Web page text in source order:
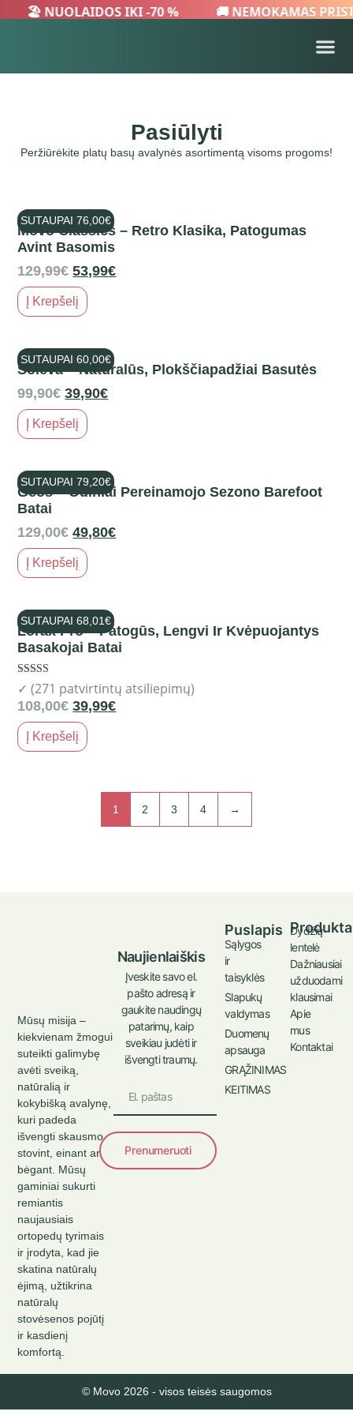
🏖️ NUOLAIDOS IKI -70 % 🚚 NEMOKAMAS
Pasiūlyti
Peržiūrėkite platų basų avalynės asortimentą visoms progoms!
SUTAUPAI76,00€
Movo Classics – Retro Klasika, Patogumas
Avint Basomis
129,99€ 53,99€
Į Krepšelį
SUTAUPAI60,00€
Soleva – Natūralūs, Plokščiapadžiai Basutės
99,90€ 39,90€
Į Krepšelį
SUTAUPAI79,20€
Geos – Odiniai Pereinamojo Sezono Barefoot
Batai
129,00€ 49,80€
Į Krepšelį
SUTAUPAI68,01€
Lorax Pro – Patogūs, Lengvi Ir Kvėpuojantys
Basakojai Batai
Rated
4.52
out of 5
✓ (271 patvirtintų atsiliepimų)
108,00€ 39,99€
Į Krepšelį
1 2 3 4 →
Mūsų misija –
kiekvienam žmogui
suteikti galimybę
avėti sveiką,
natūralią ir
kokybišką avalynę,
kuri padeda
išvengti skausmo
stovint, einant ar
bėgant. Mūsų
gaminiai sukurti
remiantis
naujausiais
ortopedų tyrimais
ir įrodyta, kad jie
skatina natūralų
ėjimą, užtikrina
natūralų
stovėsenos pojūtį
ir kasdienį
komfortą.
Dydžių
lentelė
Dažniausiai
užduodami
klausimai
Apie
mus
Kontaktai
Puslapis
Sąlygos
ir
taisyklės
Slapukų
valdymas
Duomenų
apsauga
GRĄŽINIMAS
KEITIMAS
Naujienlaiškis
Įveskite savo el.
pašto adresą ir
gaukite naudingų
patarimų, kaip
sveikiau judėti ir
išvengti traumų.
Prenumeruoti
© Movo 2026 - visos teisės saugomos